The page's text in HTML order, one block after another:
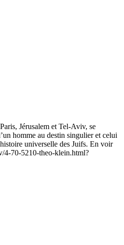
Jérusalem et Tel-Aviv, se
homme au destin singulier et celui
universelle des Juifs. En voir
4-70-5210-theo-klein.html?